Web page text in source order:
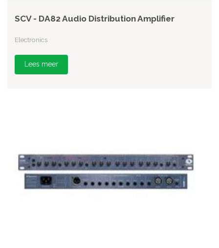
SCV - DA82 Audio Distribution Amplifier
Electronics
Lees meer